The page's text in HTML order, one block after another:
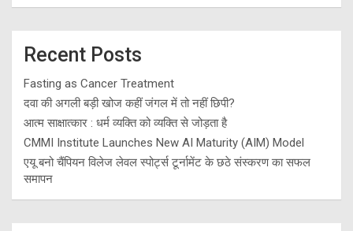
Recent Posts
Fasting as Cancer Treatment
दवा की अगली बड़ी खोज कहीं जंगल में तो नहीं छिपी?
आत्म साक्षात्कार : धर्म व्यक्ति को व्यक्ति से जोड़ता है
CMMI Institute Launches New AI Maturity (AIM) Model
एयू बनो चैंपियन विलेज लेवल स्पोर्ट्स टूर्नामेंट के छठे संस्करण का सफल
समापन